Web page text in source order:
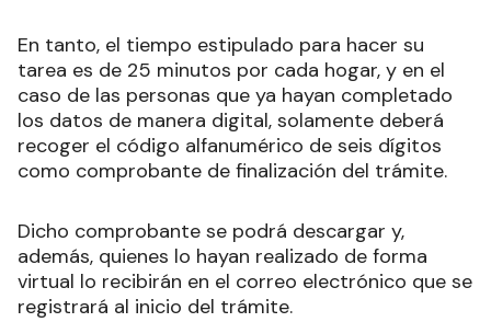
En tanto, el tiempo estipulado para hacer su
tarea es de 25 minutos por cada hogar, y en el
caso de las personas que ya hayan completado
los datos de manera digital, solamente deberá
recoger el código alfanumérico de seis dígitos
como comprobante de finalización del trámite.
Dicho comprobante se podrá descargar y,
además, quienes lo hayan realizado de forma
virtual lo recibirán en el correo electrónico que se
registrará al inicio del trámite.